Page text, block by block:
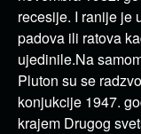
recesije. I ranije je
padova ili ratova
ujedinile.Na
Pluton su se
konjukcije 1947.
krajem Drugog